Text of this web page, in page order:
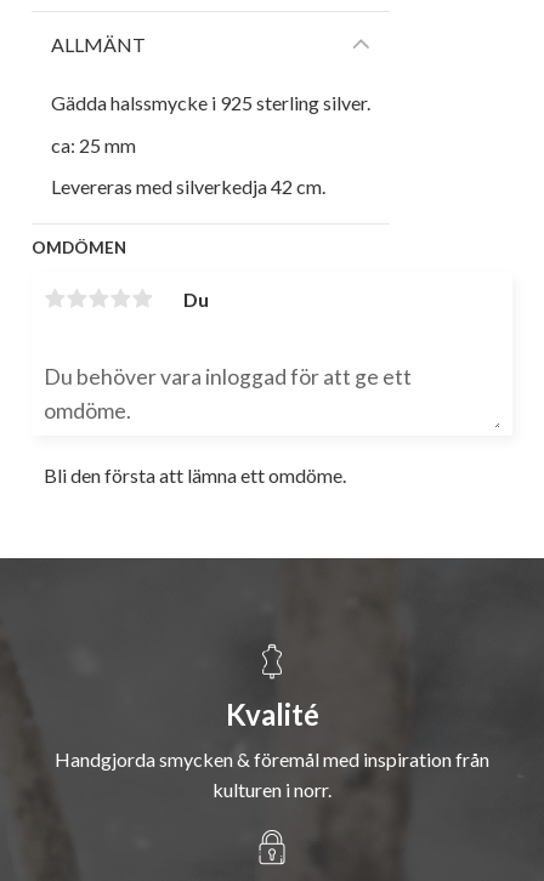
ALLMÄNT
Gädda halssmycke i 925 sterling silver.
ca: 25 mm
Levereras med silverkedja 42 cm.
OMDÖMEN
Du
Bli den första att lämna ett omdöme.
Kvalité
Handgjorda smycken & föremål med inspiration från
kulturen i norr.